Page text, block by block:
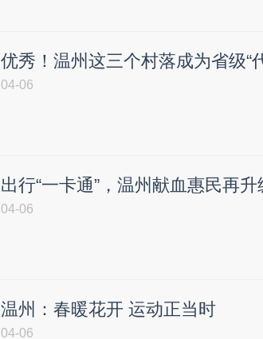
优秀！温州这三个村落成为省级“
04-06
出行“一卡通”，温州献血惠民再升
04-06
温州：春暖花开 运动正当时
04-06